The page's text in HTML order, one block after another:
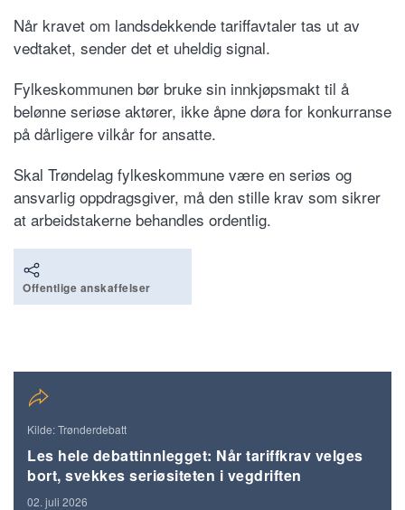
Når kravet om landsdekkende tariffavtaler tas ut av
vedtaket, sender det et uheldig signal.
Fylkeskommunen bør bruke sin innkjøpsmakt til å
belønne seriøse aktører, ikke åpne døra for konkurranse
på dårligere vilkår for ansatte.
Skal Trøndelag fylkeskommune være en seriøs og
ansvarlig oppdragsgiver, må den stille krav som sikrer
at arbeidstakerne behandles ordentlig.
Offentlige anskaffelser
Kilde: Trønderdebatt
Les hele debattinnlegget: Når tariffkrav velges
bort, svekkes seriøsiteten i vegdriften
02. juli 2026